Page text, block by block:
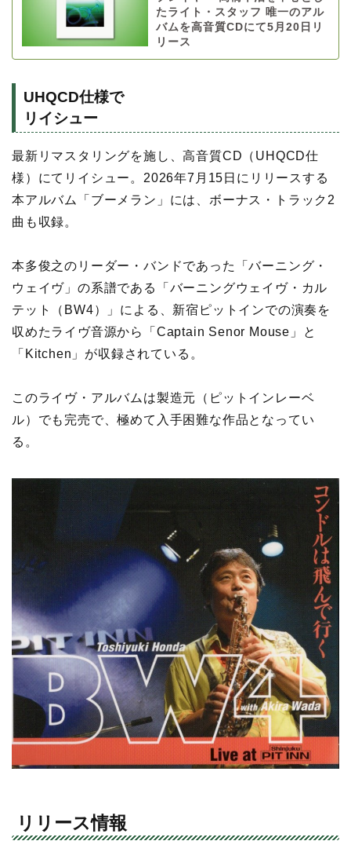
たライト・スタッフ 唯一のアル
バムを高音質CDにて5月20日リ
リース
UHQCD仕様で
リイシュー
最新リマスタリングを施し、高音質CD（UHQCD仕
様）にてリイシュー。2026年7月15日にリリースする
本アルバム「ブーメラン」には、ボーナス・トラック2
曲も収録。
本多俊之のリーダー・バンドであった「バーニング・
ウェイヴ」の系譜である「バーニングウェイヴ・カル
テット（BW4）」による、新宿ピットインでの演奏を
収めたライヴ音源から「Captain Senor Mouse」と
「Kitchen」が収録されている。
このライヴ・アルバムは製造元（ピットインレーベ
ル）でも完売で、極めて入手困難な作品となってい
る。
リリース情報